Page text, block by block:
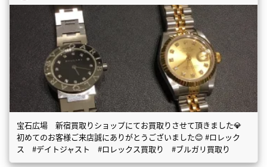
宝石広場 新宿買取りショップにてお買取りさせて頂きました💎
初めてのお客様ご来店誠にありがとうございました😊 #ロレック
ス #デイトジャスト #ロレックス買取り #ブルガリ買取り